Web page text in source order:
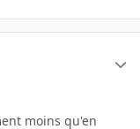
moins qu'en